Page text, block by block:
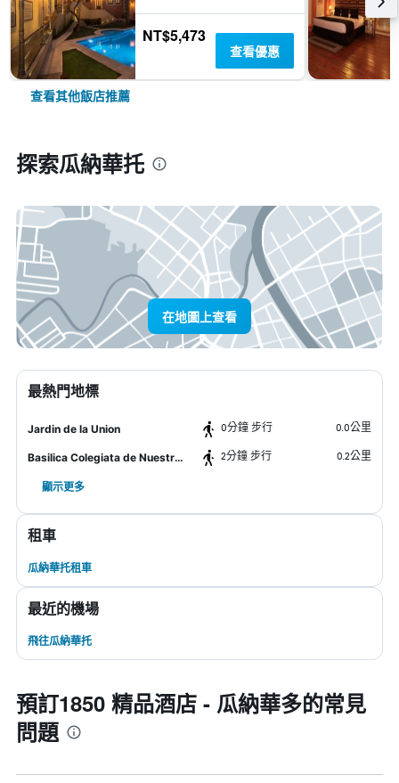
NT$5,473
查看優惠
查看其他飯店推薦
探索瓜納華托
在地圖上查看
最熱門地標
Jardin de la Union 0分鐘 步行 0.0公里
Basilica Colegiata de Nuestra Señora 2分鐘 步行 0.2公里
顯示更多
租車
瓜納華托租車
最近的機場
飛往瓜納華托
預訂1850 精品酒店 - 瓜納華多的常見
問題